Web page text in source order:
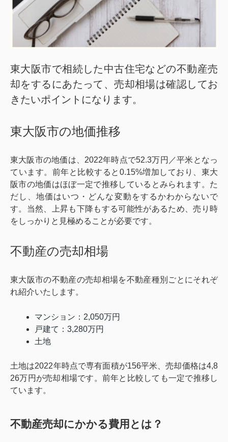
東大阪市で相続した中古住宅などの不動産売
却をするにあたって、売却相場は確認してお
きたいポイントになります。
東大阪市の地価推移
東大阪市の地価は、2022年時点で52.3万円／平米となっ
ています。前年と比較すると0.15%増加しており、東大
阪市の地価はほぼ一定で推移しているとみられます。た
だし、地価はいつ・どんな変動をするかわからないで
す。当然、上昇も下降もする可能性があるため、売り時
をしっかりと見極めることが必要です。
不動産の売却相場
東大阪市の不動産の売却相場を不動産種別ごとにそれぞ
れ紹介いたします。
マンション：2,050万円
戸建て：3,280万円
土地
土地は2022年時点で専有面積が156平米、売却価格は4,8
26万円が売却相場です。前年と比較しても一定で推移し
ています。
不動産売却にかかる費用とは？